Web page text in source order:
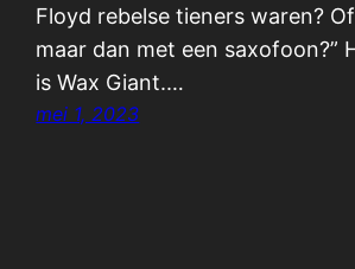
Floyd rebelse tieners waren?
maar dan met een saxofoon?”
is Wax Giant.…
mei 1, 2023